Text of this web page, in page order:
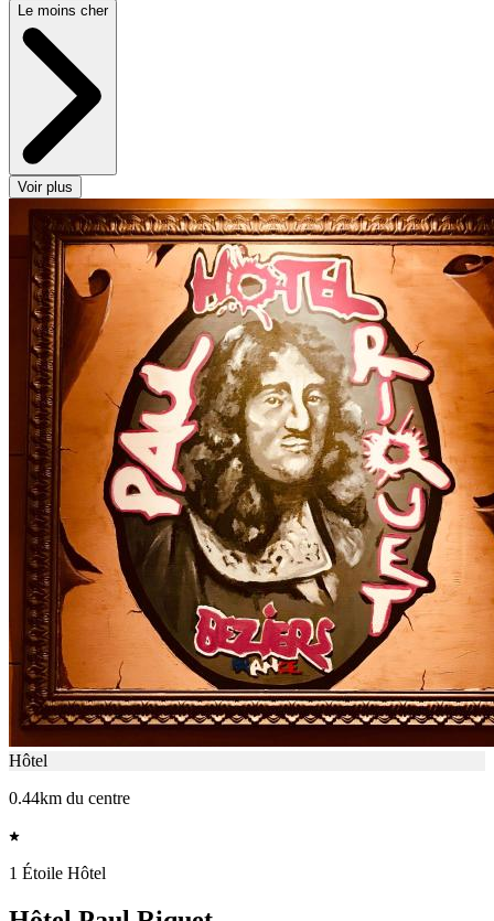
Le moins cher
Voir plus
Hôtel
0.44km du centre
1 Étoile Hôtel